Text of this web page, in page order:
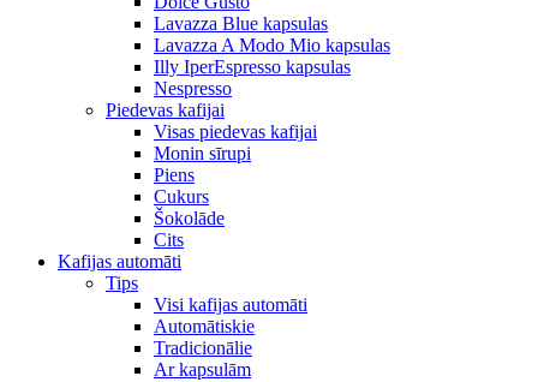
Lavazza Blue kapsulas
Lavazza A Modo Mio kapsulas
Illy IperEspresso kapsulas
Nespresso
Piedevas kafijai
Visas piedevas kafijai
Monin sīrupi
Piens
Cukurs
Šokolāde
Cits
Kafijas automāti
Tips
Visi kafijas automāti
Automātiskie
Tradicionālie
Ar kapsulām